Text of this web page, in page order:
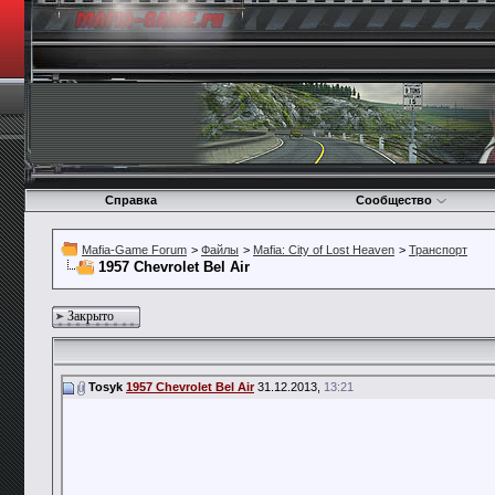
Справка Сообщество
Mafia-Game Forum > Файлы > Mafia: City of Lost Heaven > Транспорт
1957 Chevrolet Bel Air
Закрыто
Tosyk 1957 Chevrolet Bel Air31.12.2013, 13:21